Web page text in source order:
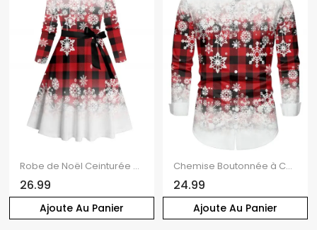
Ajoute Au Panier
Robe de Noël Ceinturée Croisé Ombré Flocon de Neige Imprimé à Carreaux à Manches Longues
26.99
Ajoute Au Panier
Chemise Boutonnée à Carreaux avec Manches Longues et à Imprimé Flocons de Neige de Noël
24.99